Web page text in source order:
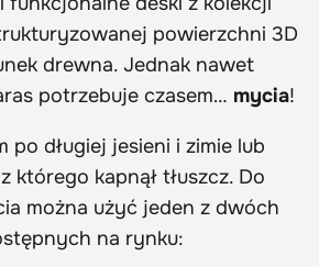
powierzchni 3D
drewna. Jednak nawet
potrzebuje czasem… mycia!
po długiej jesieni i zimie lub
którego kapnął tłuszcz. Do
można użyć jeden z dwóch
na rynku: